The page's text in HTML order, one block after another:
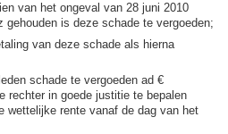
van het ongeval van 28 juni 2010
gehouden is deze schade te vergoeden;
van deze schade als hierna
schade te vergoeden ad €
rechter in goede justitie te bepalen
wettelijke rente vanaf de dag van het